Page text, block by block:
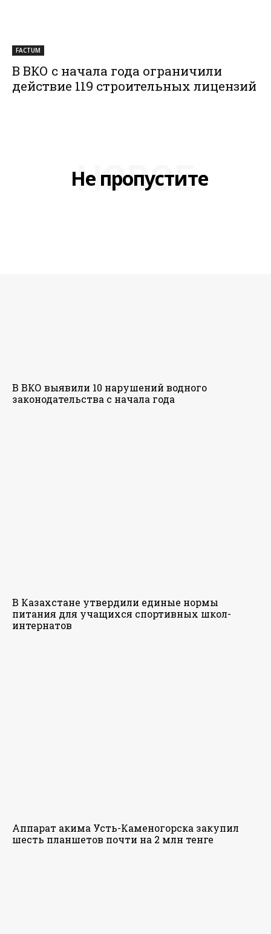
FACTUM
В ВКО с начала года ограничили
действие 119 строительных лицензий
Не пропустите
НОВОЕ
В ВКО выявили 10 нарушений водного
законодательства с начала года
В Казахстане утвердили единые нормы
питания для учащихся спортивных школ-
интернатов
Аппарат акима Усть-Каменогорска закупил
шесть планшетов почти на 2 млн тенге